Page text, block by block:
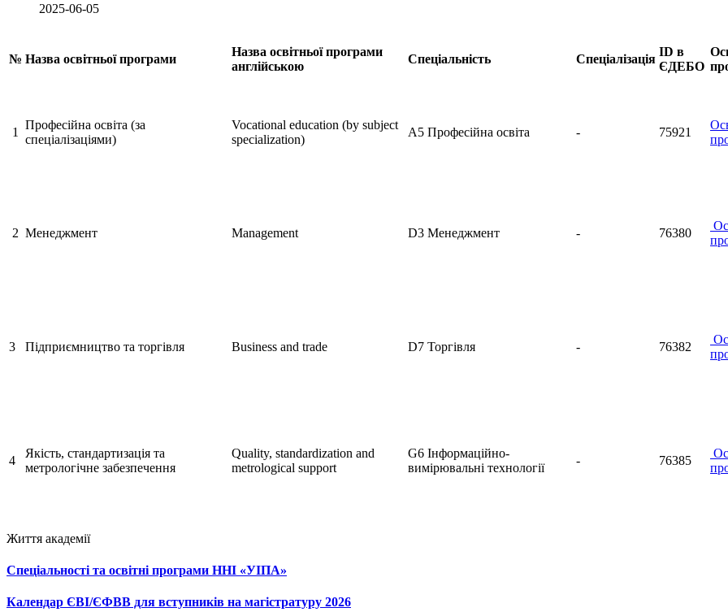
2025-06-05
№ Назва освітньої програми
Назва освітньої програми
англійською
Спеціальність Спеціалізація
ID в
ЄДЕБО
1
Професійна освіта (за
спеціалізаціями)
Vocational education (by subject
specialization)
A5 Професійна освіта - 75921
2 Менеджмент Management D3 Менеджмент - 76380
3 Підприємництво та торгівля Business and trade D7 Торгівля - 76382
4
Якість, стандартизація та
метрологічне забезпечення
Quality, standardization and
metrological support
G6 Інформаційно-
вимірювальні технології
- 76385
Життя академії
Спеціальності та освітні програми ННІ «УІПА»
Календар ЄВІ/ЄФВВ для вступників на магістратуру 2026